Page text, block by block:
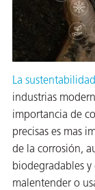
La sustentabilidad
industrias
importancia de
precisas es mas
de la corrosión,
biodegradables y
malentender o